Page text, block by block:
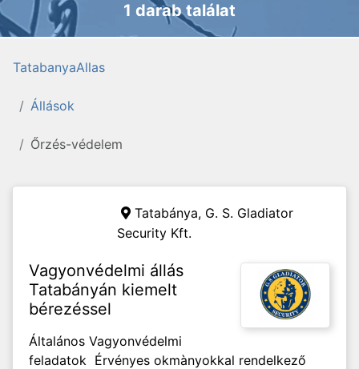
1 darab találat
TatabanyaAllas
Állások
Őrzés-védelem
Tatabánya, G. S. Gladiator
Security Kft.
Vagyonvédelmi állás
Tatabányán kiemelt
bérezéssel
Általános Vagyonvédelmi
feladatok Érvényes okmànyokkal rendelkező